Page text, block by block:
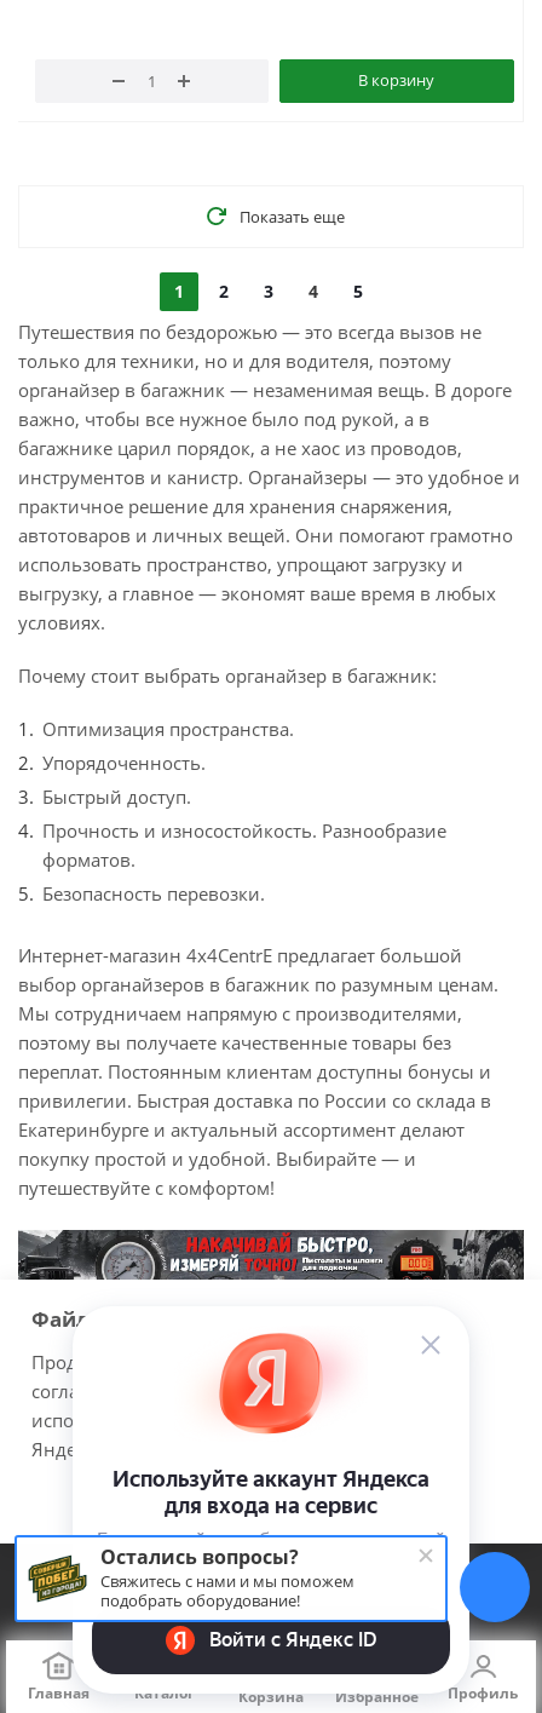
Главная Каталог Корзина Избранное Профиль
В корзину
Показать еще
1 2 3 4 5
Путешествия по бездорожью — это всегда вызов не
только для техники, но и для водителя, поэтому
органайзер в багажник — незаменимая вещь. В дороге
важно, чтобы все нужное было под рукой, а в
багажнике царил порядок, а не хаос из проводов,
инструментов и канистр. Органайзеры — это удобное и
практичное решение для хранения снаряжения,
автотоваров и личных вещей. Они помогают грамотно
использовать пространство, упрощают загрузку и
выгрузку, а главное — экономят ваше время в любых
условиях.
Почему стоит выбрать органайзер в багажник:
Оптимизация пространства.
Упорядоченность.
Быстрый доступ.
Прочность и износостойкость. Разнообразие
форматов.
Безопасность перевозки.
Интернет-магазин 4x4CentrE предлагает большой
выбор органайзеров в багажник по разумным ценам.
Мы сотрудничаем напрямую с производителями,
поэтому вы получаете качественные товары без
переплат. Постоянным клиентам доступны бонусы и
привилегии. Быстрая доставка по России со склада в
Екатеринбурге и актуальный ассортимент делают
покупку простой и удобной. Выбирайте — и
путешествуйте с комфортом!
Компания
Новости
Политика
Покупателям
Условия оплаты
Условия доставки
Файлы cookie
Продолжая использовать наш сайт Вы даете
согласие на обработку файлов cookie и
использовании сервисов веб-аналитики
Яндекс.Метрика.
Принимаю Подробнее
Остались вопросы?
Свяжитесь с нами и мы поможем
подобрать оборудование!